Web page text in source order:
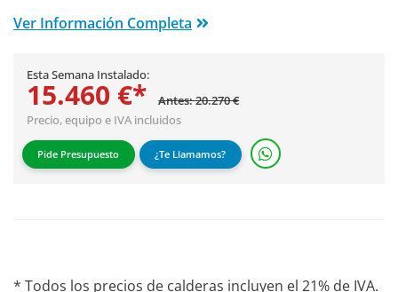
Ver Información Completa
Esta Semana Instalado:
15.460 €*
Antes: 20.270 €
Precio, equipo e IVA incluidos
Pide Presupuesto ¿Te Llamamos?
* Todos los precios de calderas incluyen el 21% de IVA.